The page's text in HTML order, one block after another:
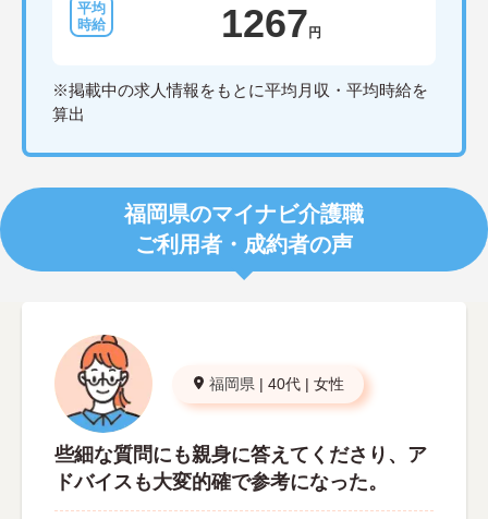
1267 円
※掲載中の求人情報をもとに平均月収・平均時給を
算出
福岡県のマイナビ介護職
ご利用者・成約者の声
福岡県 | 40代 | 女性
些細な質問にも親身に答えてくださり、ア
ドバイスも大変的確で参考になった。